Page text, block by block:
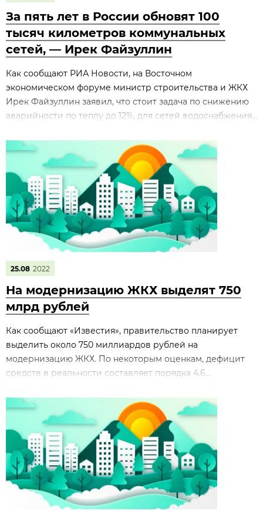
За пять лет в России обновят 100
тысяч километров коммунальных
сетей, — Ирек Файзуллин
Как сообщают РИА Новости, на Восточном
экономическом форуме министр строительства и ЖКХ
Ирек Файзуллин заявил, что стоит задача по снижению
аварийности по теплу до 12%, для сетей водоснабжения...
25.08 2022
На модернизацию ЖКХ выделят 750
млрд рублей
Как сообщают «Известия», правительство планирует
выделить около 750 миллиардов рублей на
модернизацию ЖКХ. По некоторым оценкам, дефицит
средств в реальности составляет порядка 4,6...